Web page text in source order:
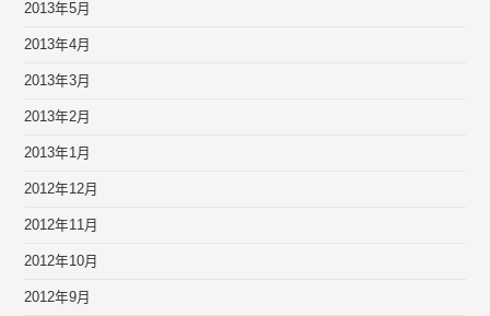
2013年5月
2013年4月
2013年3月
2013年2月
2013年1月
2012年12月
2012年11月
2012年10月
2012年9月